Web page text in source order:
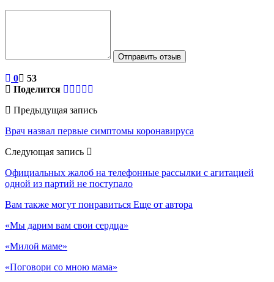
Отправить отзыв
0
53
Поделится
Предыдущая запись
Врач назвал первые симптомы коронавируса
Следующая запись
Официальных жалоб на телефонные рассылки с агитацией
одной из партий не поступало
Вам также могут понравиться Еще от автора
«Мы дарим вам свои сердца»
«Милой маме»
«Поговори со мною мама»